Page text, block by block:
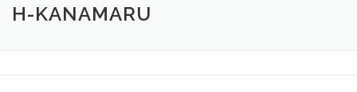
HISTORIA DOJOS
H-KANAMARU